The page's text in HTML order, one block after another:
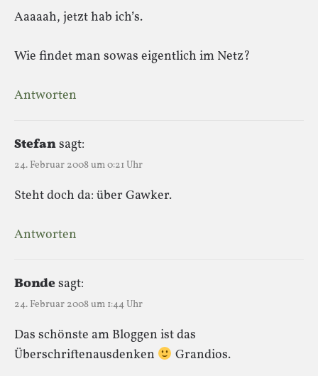
Aaaaah, jetzt hab ich’s.
Wie findet man sowas eigentlich im Netz?
Antworten
Stefansagt:
24. Februar 2008 um 0:21 Uhr
Steht doch da: über Gawker.
Antworten
Bondesagt:
24. Februar 2008 um 1:44 Uhr
Das schönste am Bloggen ist das
Überschriftenausdenken
Grandios.